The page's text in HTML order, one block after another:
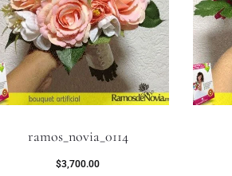
ramos_novia_0114
$3,700.00